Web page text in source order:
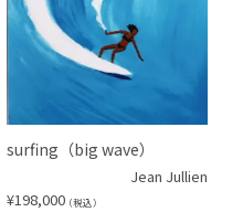
surfing（big wave）
Jean Jullien
¥198,000 （税込）